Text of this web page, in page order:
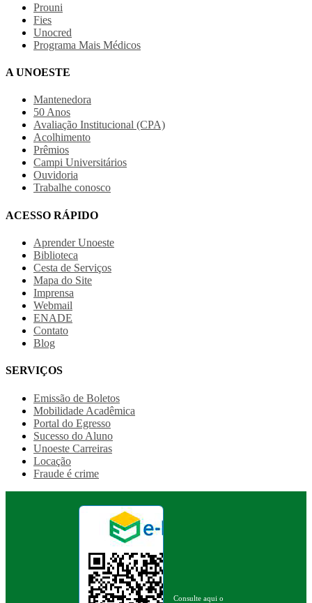
Prouni
Fies
Unocred
Programa Mais Médicos
A UNOESTE
Mantenedora
50 Anos
Avaliação Institucional (CPA)
Acolhimento
Prêmios
Campi Universitários
Ouvidoria
Trabalhe conosco
ACESSO RÁPIDO
Aprender Unoeste
Biblioteca
Cesta de Serviços
Mapa do Site
Imprensa
Webmail
ENADE
Contato
Blog
SERVIÇOS
Emissão de Boletos
Mobilidade Acadêmica
Portal do Egresso
Sucesso do Aluno
Unoeste Carreiras
Locação
Fraude é crime
Consulte aqui o